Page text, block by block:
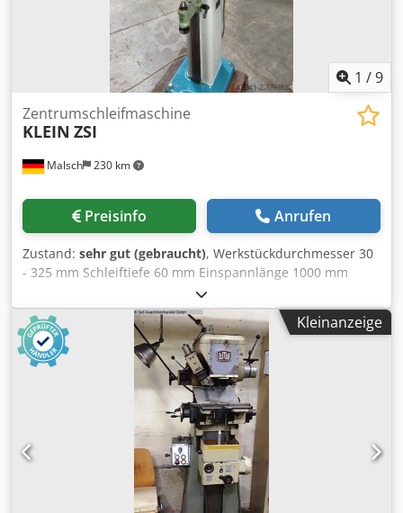
1 /9
Malsch 230 km
Zentrumschleifmaschine
KLEIN ZSI
Preisinfo Anrufen
Zustand: sehr gut (gebraucht), Werkstückdurchmesser 30
- 325 mm Schleiftiefe 60 mm Einspannlänge 1000 mm
Zentrierbohrung 1 - 30 mm Maschinengewicht ca. 0,2 t
Credpfozcq Rqex Ab Eof Raumbedarf ca. 0,5 x 0,5 x 1,7 m
Abrichtgerät, Gegenspitze, Schleifsteine
Kleinanzeige